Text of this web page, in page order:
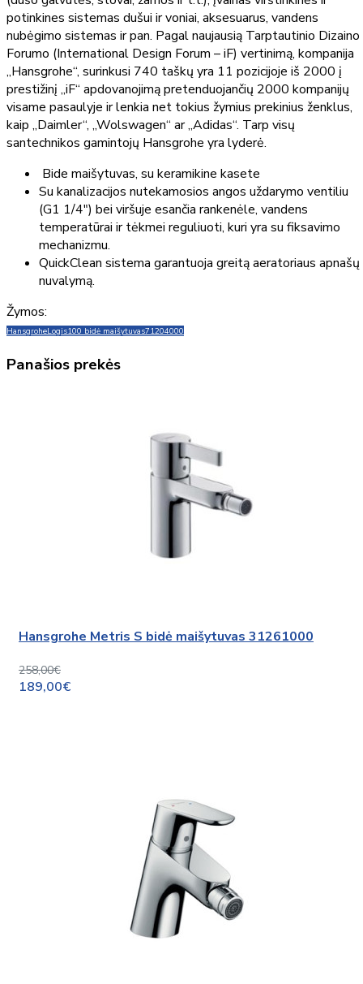
potinkines sistemas dušui ir voniai, aksesuarus, vandens
nubėgimo sistemas ir pan. Pagal naujausią Tarptautinio Dizaino
Forumo (International Design Forum – iF) vertinimą, kompanija
„Hansgrohe“, surinkusi 740 taškų yra 11 pozicijoje iš 2000 į
prestižinį „iF“ apdovanojimą pretenduojančių 2000 kompanijų
visame pasaulyje ir lenkia net tokius žymius prekinius ženklus,
kaip „Daimler“, „Wolswagen“ ar „Adidas“. Tarp visų
santechnikos gamintojų Hansgrohe yra lyderė.
Bide maišytuvas, su keramikine kasete
Su kanalizacijos nutekamosios angos uždarymo ventiliu
(G1 1/4") bei viršuje esančia rankenėle, vandens
temperatūrai ir tėkmei reguliuoti, kuri yra su fiksavimo
mechanizmu.
QuickClean sistema garantuoja greitą aeratoriaus apnašų
nuvalymą.
Žymos:
HansgroheLogis100 bidė maišytuvas71204000
Panašios prekės
Hansgrohe Metris S bidė maišytuvas 31261000
258,00€
189,00€